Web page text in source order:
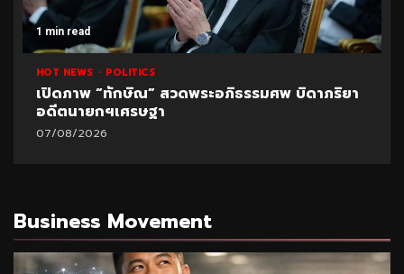
1 min read
HOT NEWS POLITICS
เปิดภาพ “ทักษิณ” สวดพระอภิธรรมศพ บิดาภริยา
อดีตนายกฯเศรษฐา
07/08/2026
Business Movement